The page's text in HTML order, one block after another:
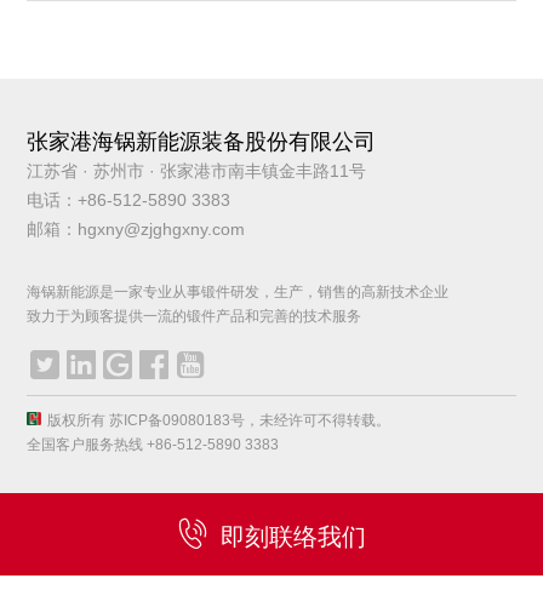
张家港海锅新能源装备股份有限公司
江苏省 · 苏州市 · 张家港市南丰镇金丰路11号
电话：+86-512-5890 3383
邮箱：hgxny@zjghgxny.com
海锅新能源是一家专业从事锻件研发，生产，销售的高新技术企业
致力于为顾客提供一流的锻件产品和完善的技术服务
    
版权所有 苏ICP备09080183号，未经许可不得转载。
全国客户服务热线 +86-512-5890 3383
 即刻联络我们